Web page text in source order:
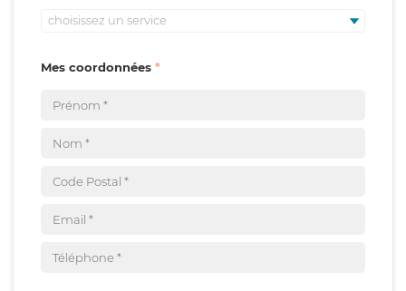
choisissez un service
Mes coordonnées